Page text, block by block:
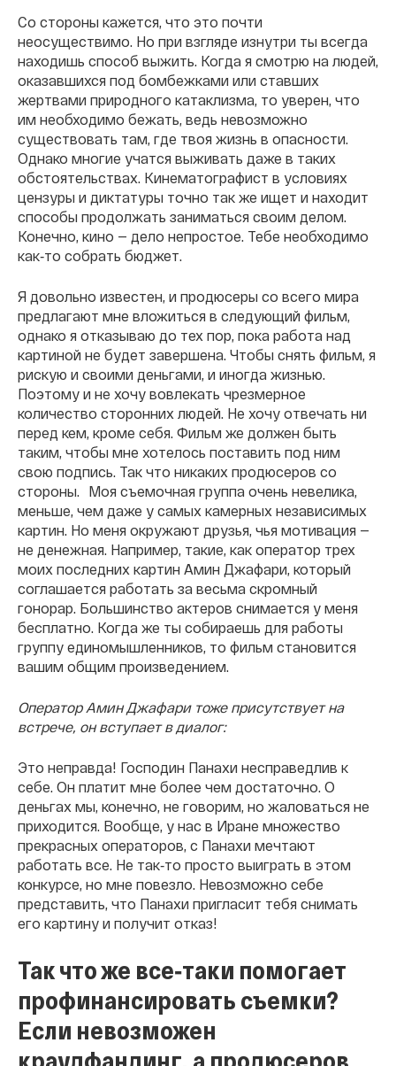
Со стороны кажется, что это почти
неосуществимо. Но при взгляде изнутри ты всегда
находишь способ выжить. Когда я смотрю на людей,
оказавшихся под бомбежками или ставших
жертвами природного катаклизма, то уверен, что
им необходимо бежать, ведь невозможно
существовать там, где твоя жизнь в опасности.
Однако многие учатся выживать даже в таких
обстоятельствах. Кинематографист в условиях
цензуры и диктатуры точно так же ищет и находит
способы продолжать заниматься своим делом.
Конечно, кино — дело непростое. Тебе необходимо
как‐то собрать бюджет.
Я довольно известен, и продюсеры со всего мира
предлагают мне вложиться в следующий фильм,
однако я отказываю до тех пор, пока работа над
картиной не будет завершена. Чтобы снять фильм, я
рискую и своими деньгами, и иногда жизнью.
Поэтому и не хочу вовлекать чрезмерное
количество сторонних людей. Не хочу отвечать ни
перед кем, кроме себя. Фильм же должен быть
таким, чтобы мне хотелось поставить под ним
свою подпись. Так что никаких продюсеров со
стороны. Моя съемочная группа очень невелика,
меньше, чем даже у самых камерных независимых
картин. Но меня окружают друзья, чья мотивация —
не денежная. Например, такие, как оператор трех
моих последних картин Амин Джафари, который
соглашается работать за весьма скромный
гонорар. Большинство актеров снимается у меня
бесплатно. Когда же ты собираешь для работы
группу единомышленников, то фильм становится
вашим общим произведением.
Оператор Амин Джафари тоже присутствует на
встрече, он вступает в диалог:
Это неправда! Господин Панахи несправедлив к
себе. Он платит мне более чем достаточно. О
деньгах мы, конечно, не говорим, но жаловаться не
приходится. Вообще, у нас в Иране множество
прекрасных операторов, с Панахи мечтают
работать все. Не так‐то просто выиграть в этом
конкурсе, но мне повезло. Невозможно себе
представить, что Панахи пригласит тебя снимать
его картину и получит отказ!
Так что же все‐таки помогает
профинансировать съемки?
Если невозможен